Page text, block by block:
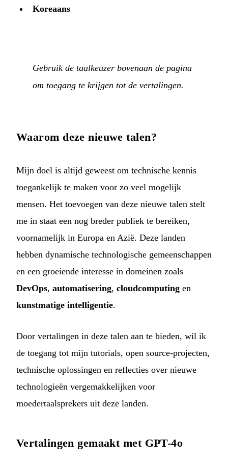
Koreaans
Gebruik de taalkeuzer bovenaan de pagina
om toegang te krijgen tot de vertalingen.
Waarom deze nieuwe talen?
Mijn doel is altijd geweest om technische kennis
toegankelijk te maken voor zo veel mogelijk
mensen. Het toevoegen van deze nieuwe talen stelt
me in staat een nog breder publiek te bereiken,
voornamelijk in Europa en Azië. Deze landen
hebben dynamische technologische gemeenschappen
en een groeiende interesse in domeinen zoals
DevOps, automatisering, cloudcomputing en
kunstmatige intelligentie.
Door vertalingen in deze talen aan te bieden, wil ik
de toegang tot mijn tutorials, open source-projecten,
technische oplossingen en reflecties over nieuwe
technologieën vergemakkelijken voor
moedertaalsprekers uit deze landen.
Vertalingen gemaakt met GPT-4o